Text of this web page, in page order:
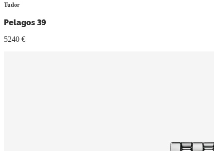
Tudor
Pelagos 39
5240 €